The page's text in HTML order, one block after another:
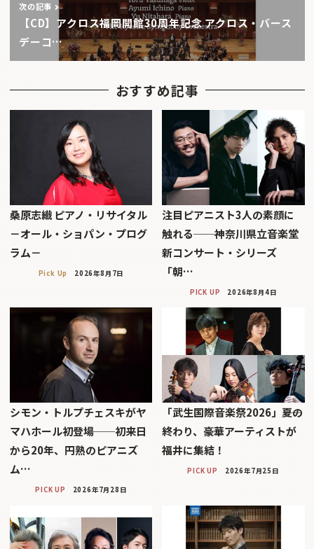
次の記事
【CD】アクロス福岡開館30周年記念 アクロス・バース
デーコ…
おすすめ記事
桑原志織 ピアノ・リサイタル
－オール・ショパン・プログ
ラム－
Pick Up 2026年8月7日
注目ピアニスト3人の素顔に
触れる──神奈川県立音楽堂
新コンサート・シリーズ
「朝…
PICK UP 2026年8月4日
シモン・トルプチェスキがヤ
マハホール初登場──初来日
から20年、円熟のピアニズ
ム…
PICK UP 2026年7月28日
「武生国際音楽祭2026」――夏の
終わり、豪華アーティストが
福井に集結！
PICK UP 2026年7月25日